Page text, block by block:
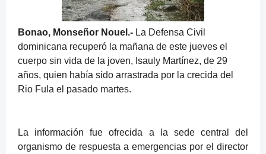
Bonao, Monseñor Nouel.- La Defensa Civil
dominicana recuperó la mañana de este jueves el
cuerpo sin vida de la joven, Isauly Martínez, de 29
años, quien había sido arrastrada por la crecida del
Rio Fula el pasado martes.
La información fue ofrecida a la sede central del
organismo de respuesta a emergencias por el director